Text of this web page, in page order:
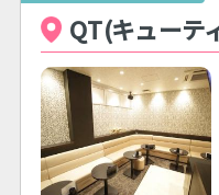
QT(キューテ